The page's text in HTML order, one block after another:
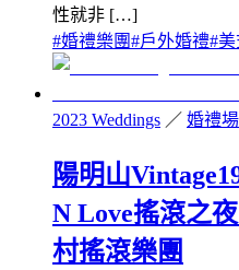
性就非 […]
#婚禮樂團#戶外婚禮#美
2023 Weddings ／ 婚禮
陽明山
N Love搖滾之
村搖滾樂團